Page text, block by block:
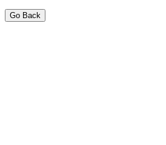
Go Back